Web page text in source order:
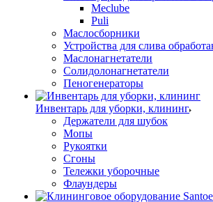
Meclube
Puli
Маслосборники
Устройства для слива
Маслонагнетатели
Солидолонагнетатели
Пеногенераторы
Инвентарь для уборки, клининг
Держатели для шубок
Мопы
Рукоятки
Сгоны
Тележки уборочные
Флаундеры